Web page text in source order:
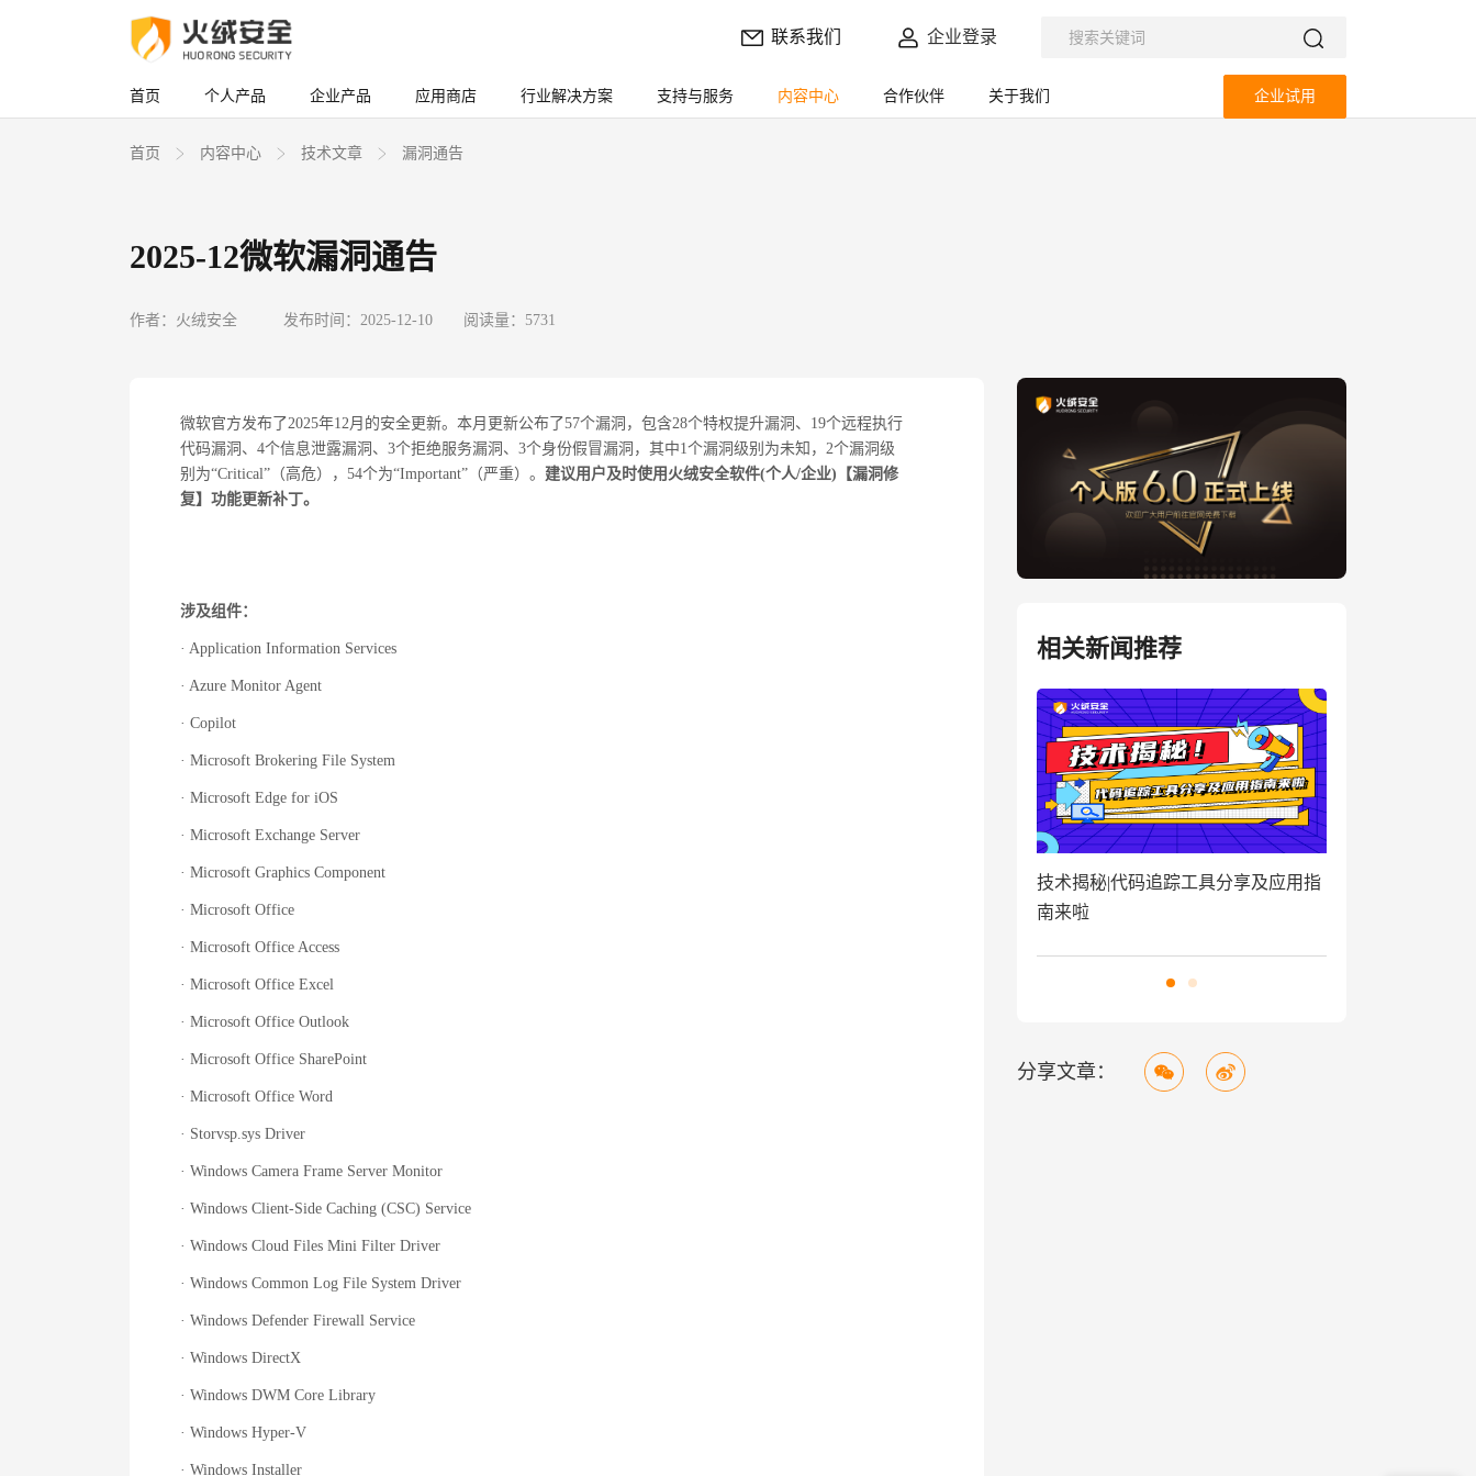
联系我们 企业登录
首页 个人产品 企业产品 应用商店 行业解决方案 支持与服务 内容中心 合作伙伴 关于我们 企业试用
首页 内容中心 技术文章 漏洞通告
2025-12微软漏洞通告
作者：火绒安全 发布时间：2025-12-10 阅读量：5731
微软官方发布了2025年12月的安全更新。本月更新公布了57个漏洞，包含28个特权提升漏洞、19个远程执行
代码漏洞、4个信息泄露漏洞、3个拒绝服务漏洞、3个身份假冒漏洞，其中1个漏洞级别为未知，2个漏洞级
别为“Critical”（高危），54个为“Important”（严重）。 建议用户及时使用火绒安全软件(个人/企业)【漏洞修
复】功能更新补丁。
涉及组件：
· Application Information Services
· Azure Monitor Agent
· Copilot
· Microsoft Brokering File System
· Microsoft Edge for iOS
· Microsoft Exchange Server
· Microsoft Graphics Component
· Microsoft Office
· Microsoft Office Access
· Microsoft Office Excel
· Microsoft Office Outlook
· Microsoft Office SharePoint
· Microsoft Office Word
· Storvsp.sys Driver
· Windows Camera Frame Server Monitor
· Windows Client-Side Caching (CSC) Service
· Windows Cloud Files Mini Filter Driver
· Windows Common Log File System Driver
· Windows Defender Firewall Service
· Windows DirectX
· Windows DWM Core Library
· Windows Hyper-V
· Windows Installer
相关新闻推荐
技术揭秘|代码追踪工具分享及应用指
南来啦
分享文章：